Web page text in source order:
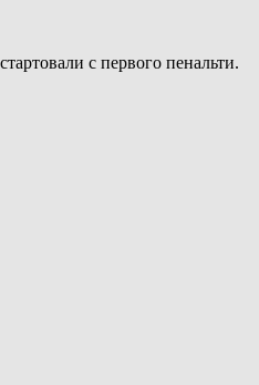
с первого пенальти.